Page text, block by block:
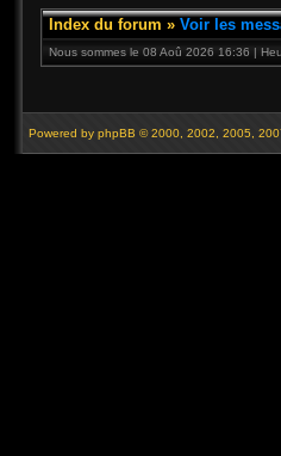
Index du forum » Voir les
Nous sommes le 08 Aoû 2026 16:36 |
Powered by phpBB © 2000, 2002, 2005,